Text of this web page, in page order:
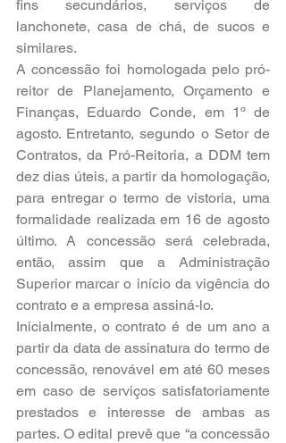
fins secundários, serviços de
lanchonete, casa de chá, de sucos e
similares.
A concessão foi homologada pelo pró-
reitor de Planejamento, Orçamento e
Finanças, Eduardo Conde, em 1º de
agosto. Entretanto, segundo o Setor de
Contratos, da Pró-Reitoria, a DDM tem
dez dias úteis, a partir da homologação,
para entregar o termo de vistoria, uma
formalidade realizada em 16 de agosto
último. A concessão será celebrada,
então, assim que a Administração
Superior marcar o início da vigência do
contrato e a empresa assiná-lo.
Inicialmente, o contrato é de um ano a
partir da data de assinatura do termo de
concessão, renovável em até 60 meses
em caso de serviços satisfatoriamente
prestados e interesse de ambas as
partes. O edital prevê que “a concessão